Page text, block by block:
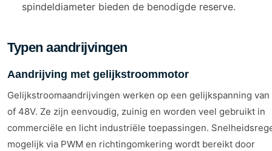
spindeldiameter bieden de benodigde reserve.
Typen aandrijvingen
Aandrijving met gelijkstroommotor
Gelijkstroomaandrijvingen werken op een gelijkspanning van
of 48V. Ze zijn eenvoudig, zuinig en worden veel gebruikt in
commerciële en licht industriële toepassingen.
mogelijk via PWM en richtingomkering wordt bereikt door